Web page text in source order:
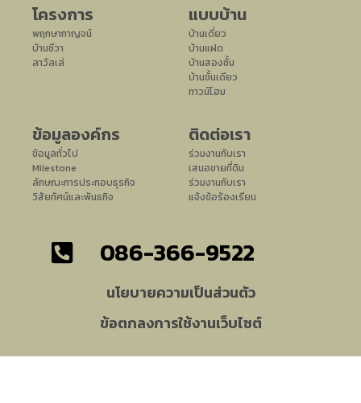
โครงการ
พฤกษากาญจน์
บ้านชีวา
ลาวัลเล่
แบบบ้าน
บ้านเดี่ยว
บ้านแฝด
บ้านสองชั้น
บ้านชั้นเดียว
ทาวน์โฮม
ข้อมูลองค์กร
ข้อมูลทั่วไป
Milestone
ลักษณะการประกอบธุรกิจ
วิสัยทัศน์และพันธกิจ
ติดต่อเรา
ร่วมงานกับเรา
เสนอขายที่ดิน
ร่วมงานกับเรา
แจ้งข้อร้องเรียน
086-366-9522
นโยบายความเป็นส่วนตัว
ข้อตกลงการใช้งานเว็บไซต์